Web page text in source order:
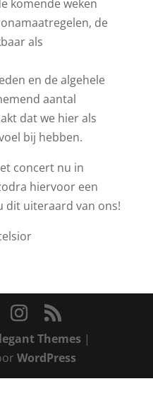
komende weken
de
als
en de algehele
aantal
dat we hier als
bij hebben.
concert nu in
hiervoor een
dit uiteraard van ons!
Themes|
WordPress